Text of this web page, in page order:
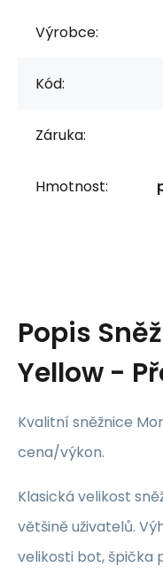
Výrobce:
Kód:
Záruka:
Hmotnost:
Popis
Yellow -
Kvalitní sněžnice
cena/výkon.
Klasická velikost
většině uživatelů.
velikosti bot, špička